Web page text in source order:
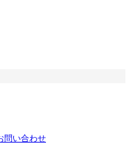
問い合わせ